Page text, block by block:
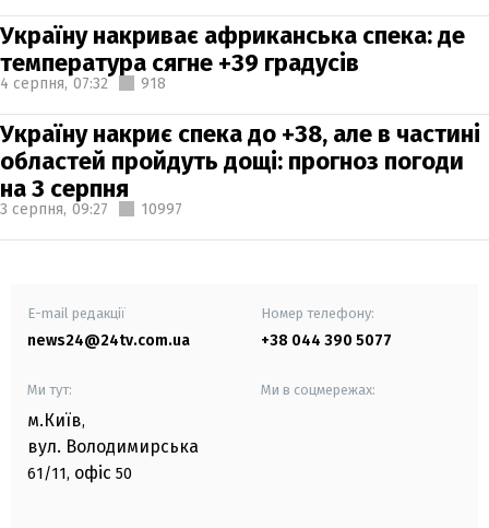
Україну накриває африканська спека: де
температура сягне +39 градусів
4 серпня, 07:32 918
Україну накриє спека до +38, але в частині
областей пройдуть дощі: прогноз погоди
на 3 серпня
3 серпня, 09:27 10997
E-mail редакції
news24@24tv.com.ua
Номер телефону:
+38 044 390 5077
Ми тут:
м.Київ,
вул. Володимирська
61/11, офіс 50
Ми в соцмережах: